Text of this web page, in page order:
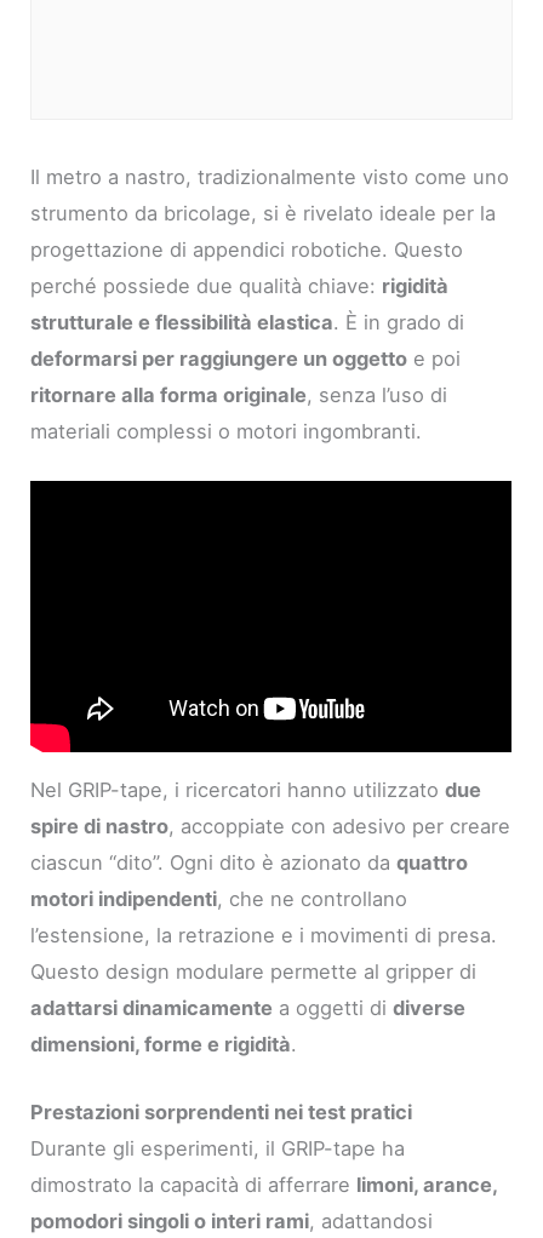
Il metro a nastro, tradizionalmente visto come uno
strumento da bricolage, si è rivelato ideale per la
progettazione di appendici robotiche. Questo
perché possiede due qualità chiave: rigidità
strutturale e flessibilità elastica. È in grado di
deformarsi per raggiungere un oggetto e poi
ritornare alla forma originale, senza l’uso di
materiali complessi o motori ingombranti.
Nel GRIP-tape, i ricercatori hanno utilizzatodue
spire di nastro, accoppiate con adesivo per creare
ciascun “dito”. Ogni dito è azionato daquattro
motori indipendenti, che ne controllano
l’estensione, la retrazione e i movimenti di presa.
Questo design modulare permette al gripper di
adattarsi dinamicamente a oggetti didiverse
dimensioni, forme e rigidità.
Prestazioni sorprendenti nei test pratici
Durante gli esperimenti, il GRIP-tape ha
dimostrato la capacità di afferrare limoni, arance,
pomodori singoli o interi rami, adattandosi